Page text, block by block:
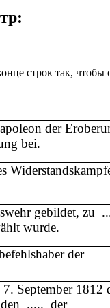
строк так,
der
bei.
gebildet, zu
wurde.
der
September 1812
den ..... der